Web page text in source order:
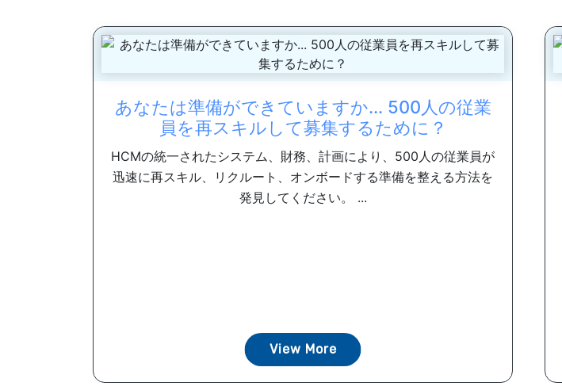
あなたは準備ができていますか... 500人の従業
員を再スキルして募集するために？
HCMの統一されたシステム、財務、計画により、500人の従業員が
迅速に再スキル、リクルート、オンボードする準備を整える方法を
発見してください。 ...
View More